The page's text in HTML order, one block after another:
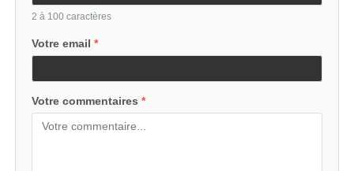
2 à 100 caractères
Votre email*
Votre commentaires*